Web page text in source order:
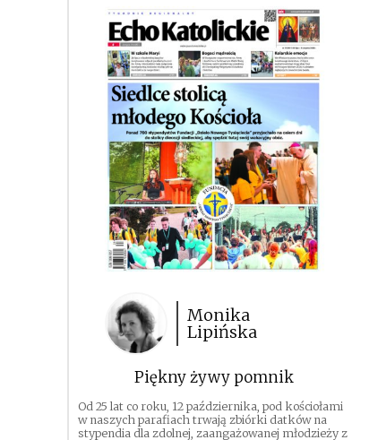
Monika
Lipińska
Piękny żywy pomnik
Od 25 lat co roku, 12 października, pod kościołami
w naszych parafiach trwają zbiórki datków na
stypendia dla zdolnej, zaangażowanej młodzieży z